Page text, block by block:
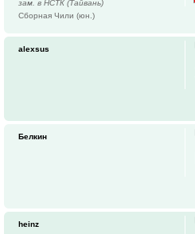
зам. в НСТК (Тайвань)
Сборная Чили (юн.)
alexsus
Белкин
heinz